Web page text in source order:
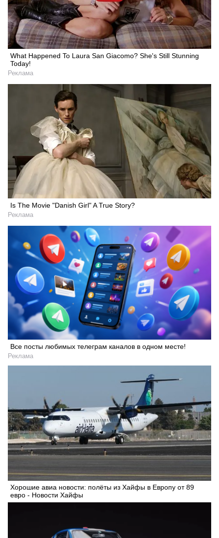
What Happened To Laura San Giacomo? She's Still Stunning
Today!
Реклама
Is The Movie "Danish Girl" A True Story?
Реклама
Все посты любимых телеграм каналов в одном месте!
Реклама
Хорошие авиа новости: полёты из Хайфы в Европу от 89
евро - Новости Хайфы